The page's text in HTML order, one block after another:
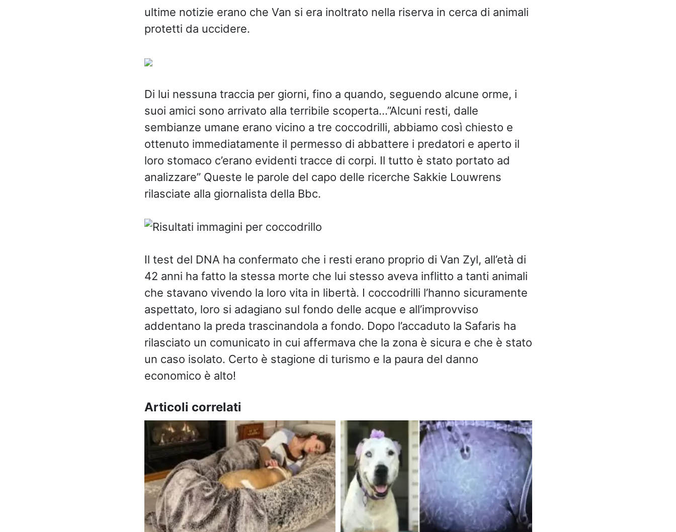
ultime notizie erano che Van si era inoltrato nella riserva in cerca di animali
protetti da uccidere.
Di lui nessuna traccia per giorni, fino a quando, seguendo alcune orme, i
suoi amici sono arrivato alla terribile scoperta…”Alcuni resti, dalle
sembianze umane erano vicino a tre coccodrilli, abbiamo così chiesto e
ottenuto immediatamente il permesso di abbattere i predatori e aperto il
loro stomaco c’erano evidenti tracce di corpi. Il tutto è stato portato ad
analizzare” Queste le parole del capo delle ricerche Sakkie Louwrens
rilasciate alla giornalista della Bbc.
Il test del DNA ha confermato che i resti erano proprio di Van Zyl, all’età di
42 anni ha fatto la stessa morte che lui stesso aveva inflitto a tanti animali
che stavano vivendo la loro vita in libertà. I coccodrilli l’hanno sicuramente
aspettato, loro si adagiano sul fondo delle acque e all’improvviso
addentano la preda trascinandola a fondo. Dopo l’accaduto la Safaris ha
rilasciato un comunicato in cui affermava che la zona è sicura e che è stato
un caso isolato. Certo è stagione di turismo e la paura del danno
economico è alto!
Articoli correlati